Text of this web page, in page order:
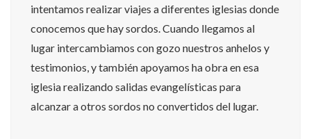
intentamos realizar viajes a diferentes iglesias donde
conocemos que hay sordos. Cuando llegamos al
lugar intercambiamos con gozo nuestros anhelos y
testimonios, y también apoyamos ha obra en esa
iglesia realizando salidas evangelísticas para
alcanzar a otros sordos no convertidos del lugar.